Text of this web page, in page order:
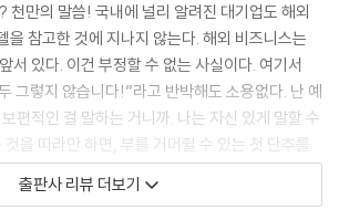
간에 많은 것을 주었다. 돈 때문에 일하지 않아도
은 것도 전부 영어 덕분이다. 몇 년간의 ‘비즈니스
실력’만 있으면 막대한 기회가 보이게 된다.
것뿐이다. 어느 정도 시간이 흘러 정신을
큼 성공해 있는 자신을 마주할 것이다. 이것은
은 나의 결론이다.
천만의 말씀! 국내에 널리 알려진 대기업도 해외
을 참고한 것에 지나지 않는다. 해외 비즈니스는
서 있다. 이건 부정할 수 없는 사실이다. 여기서
그렇지 않습니다!”라고 반박해도 소용없다. 난 예
편적인 걸 말하는 거니까. 나는 자신 있게 말할 수
을 따라만 하면, 부를 거머쥘 수 있는 첫 단추를
된 책을 재출간한 것으로, 중고 책은 18만 원에 거
이 왜 높은 가격에 팔리는 걸까? 궁금해서 찾아보니
출판사 리뷰 더보기